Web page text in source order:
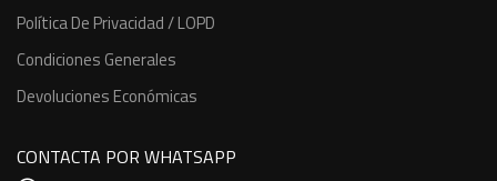
Política De Privacidad / LOPD
Condiciones Generales
Devoluciones Económicas
CONTACTA POR WHATSAPP